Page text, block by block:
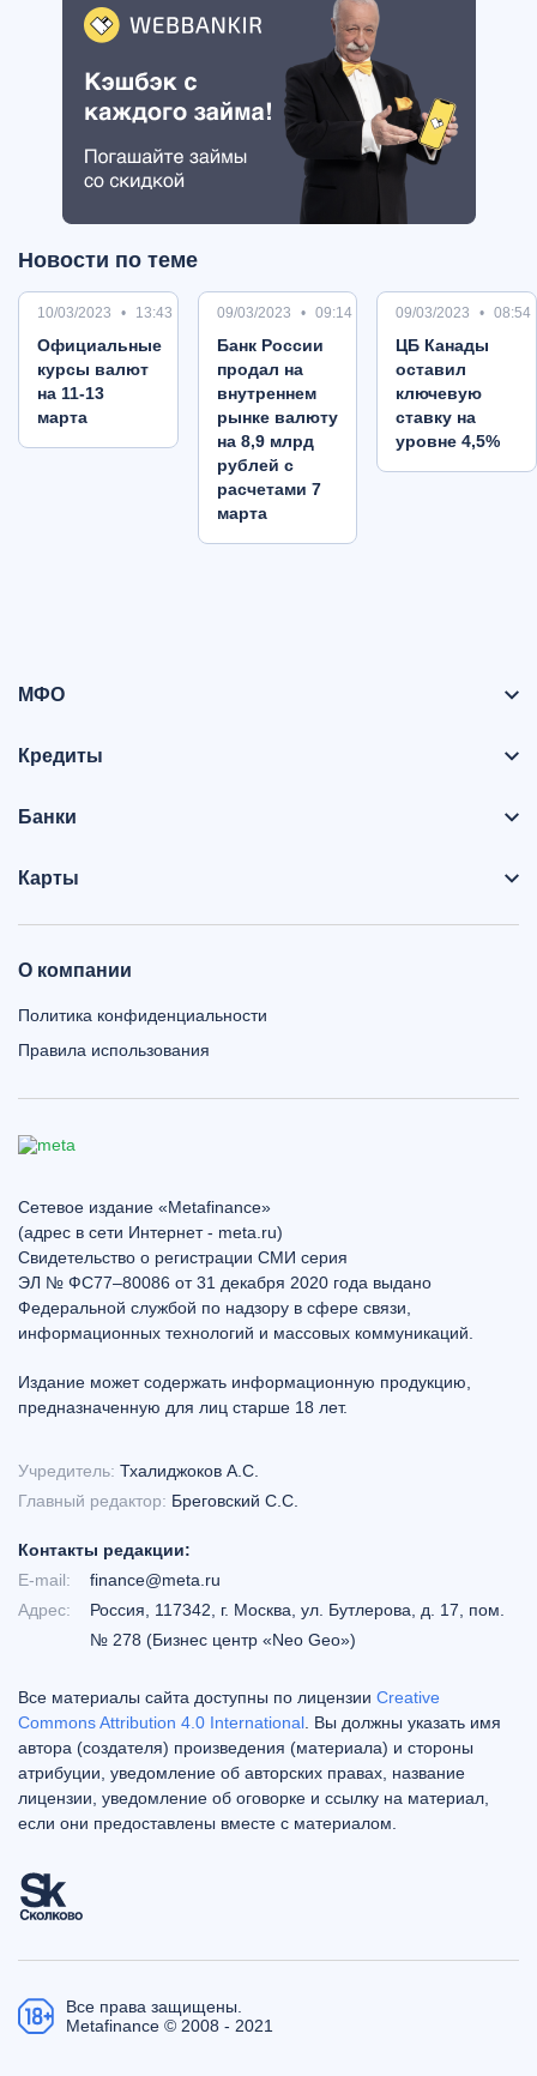
Новости по теме
10/03/2023 13:43
Oфициальные
курсы валют
на 11-13
марта
09/03/2023 09:14
Банк России
продал на
внутреннем
рынке валюту
на 8,9 млрд
рублей с
расчетами 7
марта
09/03/2023 08:54
ЦБ Канады
оставил
ключевую
ставку на
уровне 4,5%
МФО
Кредиты
Банки
Карты
О компании
Политика конфиденциальности
Правила использования
Сетевое издание «Metafinance»
(адрес в сети Интернет - meta.ru)
Свидетельство о регистрации СМИ серия
ЭЛ № ФС77–80086 от 31 декабря 2020 года выдано
Федеральной службой по надзору в сфере связи,
информационных технологий и массовых коммуникаций.
Издание может содержать информационную продукцию,
предназначенную для лиц старше 18 лет.
Учредитель: Тхалиджоков А.С.
Главный редактор: Бреговский С.С.
Контакты редакции:
E-mail:
finance@meta.ru
Адрес:
Россия, 117342, г. Москва, ул. Бутлерова, д. 17, пом.
№ 278 (Бизнес центр «Neo Geo»)
Все материалы сайта доступны по лицензии Creative
Commons Attribution 4.0 International . Вы должны указать имя
автора (создателя) произведения (материала) и стороны
атрибуции, уведомление об авторских правах, название
лицензии, уведомление об оговорке и ссылку на материал,
если они предоставлены вместе с материалом.
Все права защищены.
Metafinance © 2008 - 2021